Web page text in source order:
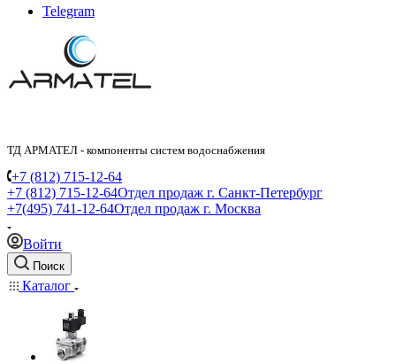
Telegram
ТД АРМАТЕЛ - компоненты систем водоснабжения
+7 (812) 715-12-64
+7 (812) 715-12-64Отдел продаж г. Санкт-Петербург
+7(495) 741-12-64Отдел продаж г. Москва
Войти
Поиск
Каталог